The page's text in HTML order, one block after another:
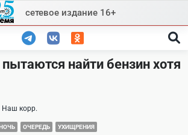
сетевое издание 16+
найти бензин хотя
Наш корр.
ОЧЕРЕДЬ УХИЩРЕНИЯ